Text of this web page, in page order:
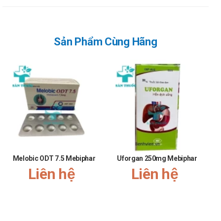
Austrapharm
Các thành phần có trong sản phẩm đã được giới
chuyên gia kiểm định và rất an toàn khi sử dụng.
Nguồn gốc, xuất xứ rõ ràng được sản xuất theo dây
chuyền hiện đại.
Số lần sử dụng trong ngày ít.
Nhược điểm:
Hiệu quả nhanh hay chậm phụ thuộc vào cơ địa mỗi
người.
Có thể gây ra các phản ứng quá mẫn nếu sử dụng quá
Sản Phẩm Cùng Hãng
Melobic ODT 7.5 Mebiphar
Liên hệ
Uforgan 250mg Mebiphar
Liên hệ